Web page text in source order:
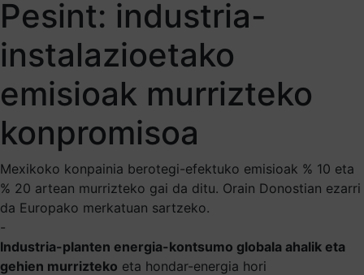
Pesint: industria-
instalazioetako
emisioak murrizteko
konpromisoa
Mexikoko konpainia berotegi-efektuko emisioak % 10 eta
% 20 artean murrizteko gai da ditu. Orain Donostian ezarri
da Europako merkatuan sartzeko.
-
Industria-planten energia-kontsumo globala ahalik eta
gehien murrizteko eta hondar-energia hori